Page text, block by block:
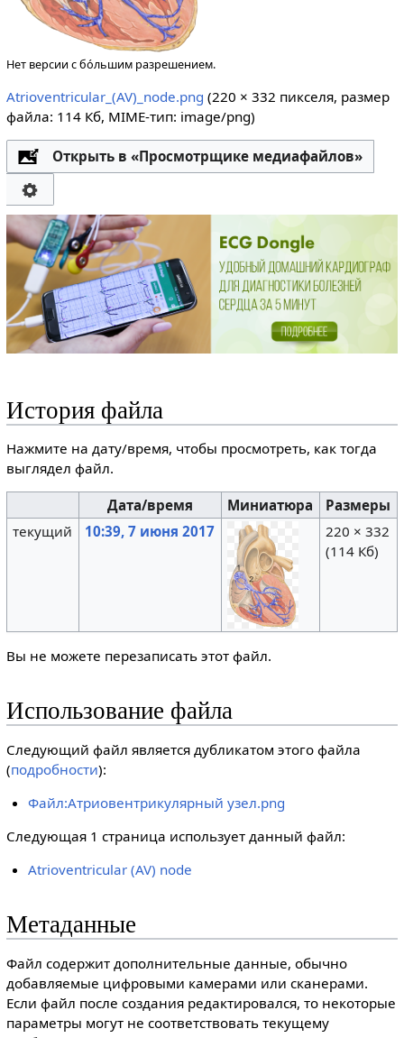
Нет версии с бо́льшим разрешением.
Atrioventricular_(AV)_node.png (220 × 332 пикселя, размер
файла: 114 Кб, MIME-тип: image/png)
Открыть в «Просмотрщике медиафайлов»
История файла
Нажмите на дату/время, чтобы просмотреть, как тогда
выглядел файл.
Дата/время Миниатюра
Размеры
текущий
10:39, 7 июня 2017
220 × 332
(114 Кб)
Вы не можете перезаписать этот файл.
Использование файла
Следующий файл является дубликатом этого файла
(подробности):
Файл:Атриовентрикулярный узел.png
Следующая 1 страница использует данный файл:
Atrioventricular (AV) node
Метаданные
Файл содержит дополнительные данные, обычно
добавляемые цифровыми камерами или сканерами.
Если файл после создания редактировался, то некоторые
параметры могут не соответствовать текущему